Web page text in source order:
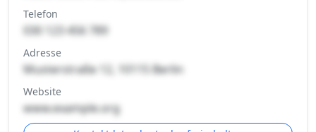
Telefon
030 123 456 789
Adresse
Musterstraße 12, 10115 Berlin
Website
www.example.org